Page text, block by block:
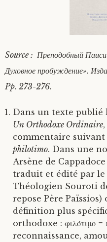
Source : Преподобный
Духовное пробуждение».
Pp. 273-276.
Dans un texte publié
Un Orthodoxe Ordinaire
commentaire
philotimo. Dans une
Arsène de
traduit et édité par le
Théologien Souroti
repose Père
définition plus
orthodoxe : φιλότιμο
reconnaissance,